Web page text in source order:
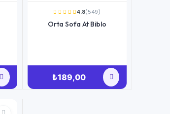
4.8(549)
Orta Sofa At Biblo
₺189,00